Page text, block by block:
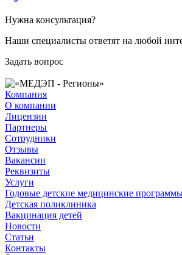
Нужна консультация?
Наши специалисты ответят на любой
Задать вопрос
Компания
О компании
Лицензии
Партнеры
Сотрудники
Отзывы
Вакансии
Реквизиты
Услуги
Годовые детские медицинские
Детская поликлиника
Вакцинация детей
Новости
Статьи
Контакты